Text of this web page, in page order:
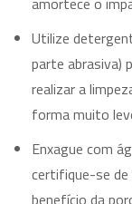
Utilize
parte abrasiva)
realizar a
forma muito
Enxague com
certifique-se de